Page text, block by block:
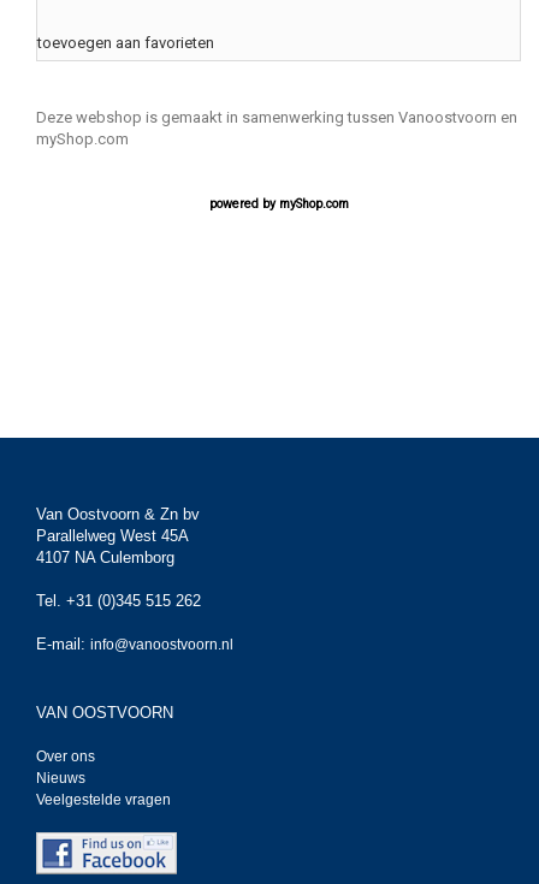
toevoegen aan favorieten
Deze webshop is gemaakt in samenwerking tussen Vanoostvoorn en
myShop.com
powered by myShop.com
Van Oostvoorn & Zn bv
Parallelweg West 45A
4107 NA Culemborg
Tel. +31 (0)345 515 262
E-mail: info@vanoostvoorn.nl
VAN OOSTVOORN
Over ons
Nieuws
Veelgestelde vragen